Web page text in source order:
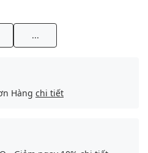
...
Hàng chi tiết